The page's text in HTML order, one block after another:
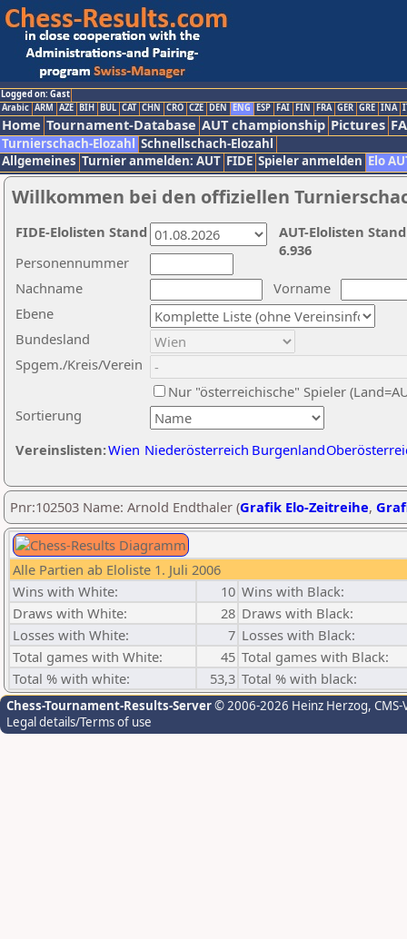
Logged on: Gast
Arabic ARM AZE BIH BUL CAT CHN CRO CZE DEN ENG ESP FAI FIN FRA GER GRE INA
Home Tournament-Database AUT championship Pictures
Turnierschach-Elozahl Schnellschach-Elozahl
Allgemeines Turnier anmelden: AUT FIDE Spieler anmelden Elo
Willkommen bei den offiziellen
Nachname
Vorname
Ebene
Sortierung
Personennummer
Bundesland
Spgem./Kreis/Verein
Nur "österreichische" Spieler
Vereinslisten:Wien Niederösterreich Burgenland
AUT-Elolisten
6.936
FIDE-Elolisten Stand
Pnr:102503 Name: Arnold Endthaler (Grafik Elo-Zeitreihe,
Alle Partien ab Eloliste 1. Juli 2006
Wins with White:
10 Wins with Black:
Draws with White:
28 Draws with Black:
Losses with White:
7 Losses with Black:
Total games with White:
45 Total games with Black:
Total % with white:
53,3 Total % with black:
Chess-Tournament-Results-Server© 2006-2026 Heinz Herzog,
Legal details/Terms of use